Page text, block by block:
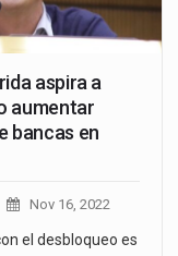
aspira a
aumentar
bancas en
Nov 16, 2022
el desbloqueo es